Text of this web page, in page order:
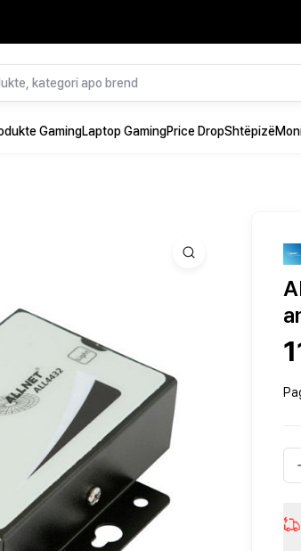
GamingLaptop GamingPrice DropShtëpizë